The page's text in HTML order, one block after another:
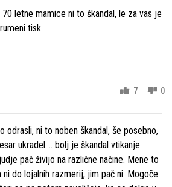
letne mamice ni to škandal, le za vas je
tisk
7 0
odrasli, ni to noben škandal, še posebno,
ukradel.... bolj je škandal vtikanje
pač živijo na različne načine. Mene to
do lojalnih razmerij, jim pač ni. Mogoče